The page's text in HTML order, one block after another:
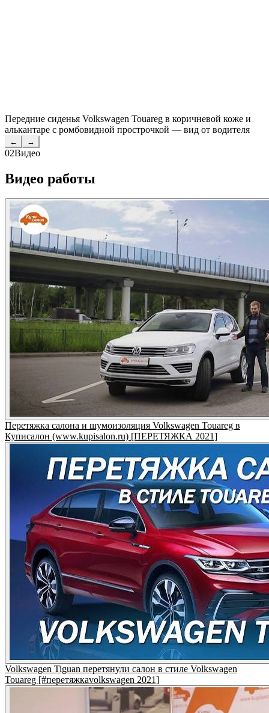
Передние сиденья Volkswagen Touareg в коричневой коже и
алькантаре с ромбовидной прострочкой — вид от водителя
← →
02Видео
Видео работы
Перетяжка салона и шумоизоляция Volkswagen Touareg в
Куписалон (www.kupisalon.ru) [ПЕРЕТЯЖКА 2021]
Volkswagen Tiguan перетянули салон в стиле Volkswagen
Touareg [#перетяжкаvolkswagen 2021]